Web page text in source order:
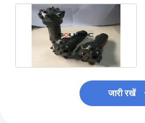
जारी रखें